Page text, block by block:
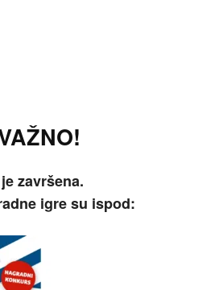
završena.
igre su ispod: